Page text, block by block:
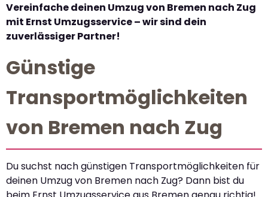
Vereinfache deinen Umzug von Bremen nach Zug
mit Ernst Umzugsservice – wir sind dein
zuverlässiger Partner!
Günstige
Transportmöglichkeiten
von Bremen nach Zug
Du suchst nach günstigen Transportmöglichkeiten für
deinen Umzug von Bremen nach Zug? Dann bist du